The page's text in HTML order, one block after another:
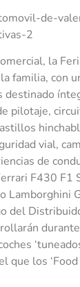
la
familia, con
destinado
pilotaje,
vial,
de
F430 F1
Lamborghini
del
que los ‘Food